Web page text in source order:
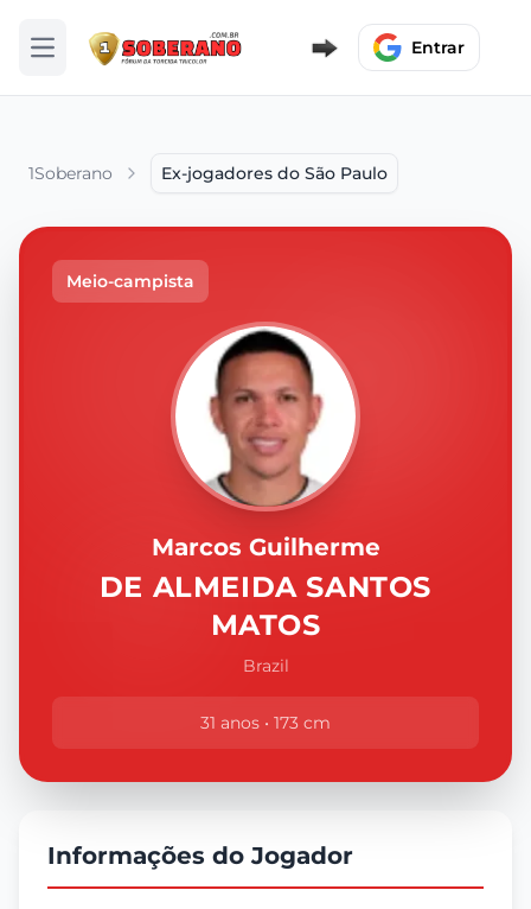
Abrir menu Entrar
1Soberano Ex-jogadores do São Paulo
Meio-campista
Marcos Guilherme
DE ALMEIDA SANTOS
MATOS
Brazil
31 anos • 173 cm
Informações do Jogador